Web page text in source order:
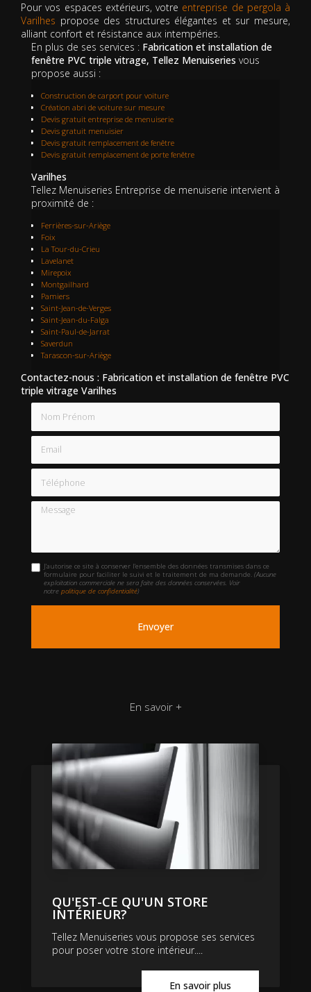
Pour vos espaces extérieurs, votre entreprise de pergola à
Varilhes propose des structures élégantes et sur mesure,
alliant confort et résistance aux intempéries.
En plus de ses services : Fabrication et installation de
fenêtre PVC triple vitrage, Tellez Menuiseries vous
propose aussi :
Construction de carport pour voiture
Création abri de voiture sur mesure
Devis gratuit entreprise de menuiserie
Devis gratuit menuisier
Devis gratuit remplacement de fenêtre
Devis gratuit remplacement de porte fenêtre
Varilhes
Tellez Menuiseries Entreprise de menuiserie intervient à
proximité de :
Ferrières-sur-Ariège
Foix
La Tour-du-Crieu
Lavelanet
Mirepoix
Montgailhard
Pamiers
Saint-Jean-de-Verges
Saint-Jean-du-Falga
Saint-Paul-de-Jarrat
Saverdun
Tarascon-sur-Ariège
Contactez-nous : Fabrication et installation de fenêtre PVC
triple vitrage Varilhes
Email
Téléphone
Message
J'autorise ce site à conserver l'ensemble des données transmises dans ce
formulaire pour faciliter le suivi et le traitement de ma demande.(Aucune
exploitation commerciale ne sera faite des données conservées. Voir
notrepolitique de confidentialité)
En savoir +
QU'EST-CE QU'UN STORE
INTÉRIEUR?
Tellez Menuiseries vous propose ses services
pour poser votre store intérieur....
En savoir plus